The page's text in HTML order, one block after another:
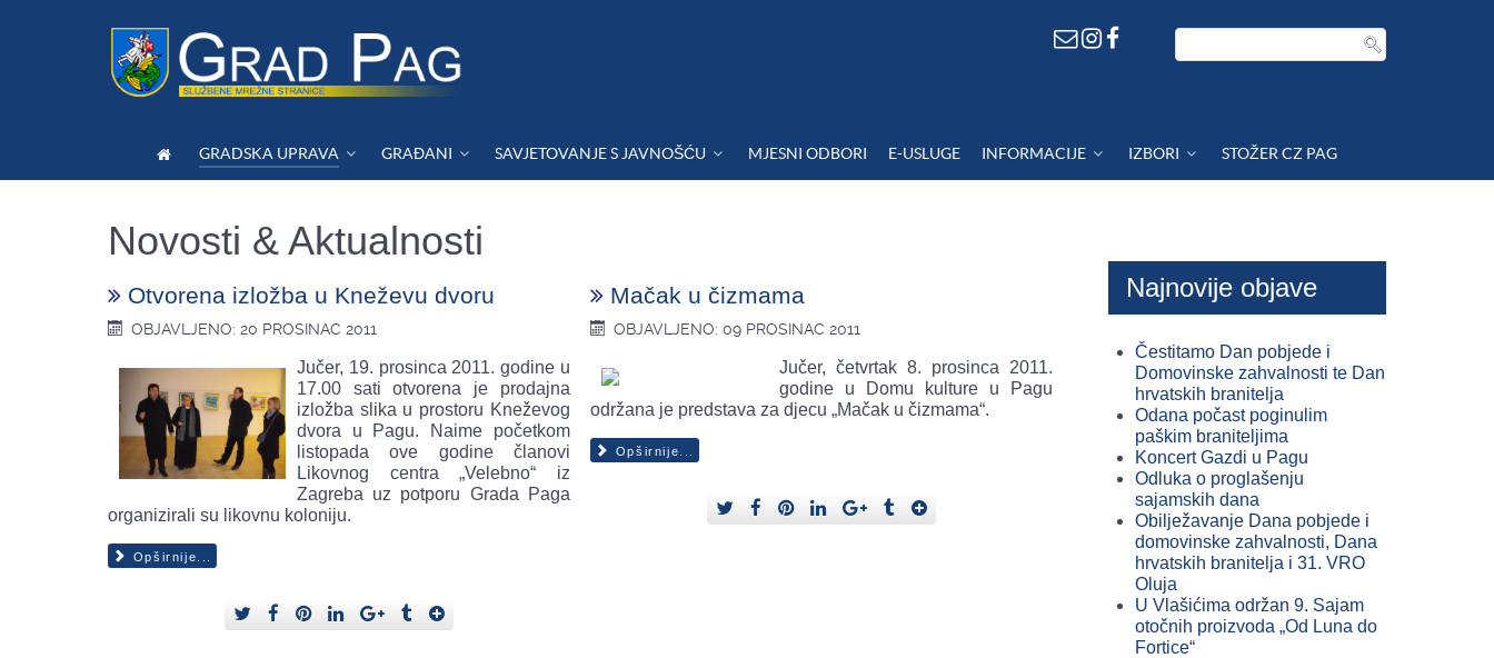
GRADSKA UPRAVA GRAĐANI SAVJETOVANJE S JAVNOŠĆU MJESNI ODBORI E-USLUGE INFORMACIJE IZBORI STOŽER CZ PAG
Novosti & Aktualnosti
Otvorena izložba u Kneževu dvoru
OBJAVLJENO: 20 PROSINAC 2011
Jučer, 19. prosinca 2011. godine u
17.00 sati otvorena je prodajna
izložba slika u prostoru Kneževog
dvora u Pagu. Naime početkom
listopada ove godine članovi
Likovnog centra „Velebno“ iz
Zagreba uz potporu Grada Paga
organizirali su likovnu koloniju.
Opširnije...
Mačak u čizmama
OBJAVLJENO: 09 PROSINAC 2011
Jučer, četvrtak 8. prosinca 2011.
godine u Domu kulture u Pagu
održana je predstava za djecu „Mačak u čizmama“.
Opširnije...
Najnovije objave
Čestitamo Dan pobjede i
Domovinske zahvalnosti te Dan
hrvatskih branitelja
Odana počast poginulim
paškim braniteljima
Koncert Gazdi u Pagu
Odluka o proglašenju
sajamskih dana
Obilježavanje Dana pobjede i
domovinske zahvalnosti, Dana
hrvatskih branitelja i 31. VRO
Oluja
U Vlašićima održan 9. Sajam
otočnih proizvoda „Od Luna do
Fortice“